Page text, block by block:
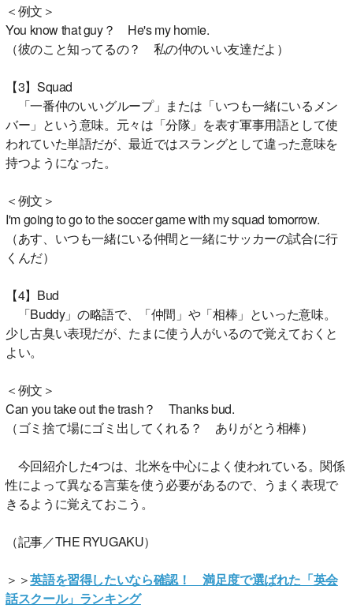
＜例文＞
You know that guy？ He's my homie.
（彼のこと知ってるの？ 私の仲のいい友達だよ）
【3】Squad
「一番仲のいいグループ」または「いつも一緒にいるメン
バー」という意味。元々は「分隊」を表す軍事用語として使
われていた単語だが、最近ではスラングとして違った意味を
持つようになった。
＜例文＞
I'm going to go to the soccer game with my squad tomorrow.
（あす、いつも一緒にいる仲間と一緒にサッカーの試合に行
くんだ）
【4】Bud
「Buddy」の略語で、「仲間」や「相棒」といった意味。
少し古臭い表現だが、たまに使う人がいるので覚えておくと
よい。
＜例文＞
Can you take out the trash？ Thanks bud.
（ゴミ捨て場にゴミ出してくれる？ ありがとう相棒）
今回紹介した4つは、北米を中心によく使われている。関係
性によって異なる言葉を使う必要があるので、うまく表現で
きるように覚えておこう。
（記事／THE RYUGAKU）
＞＞英語を習得したいなら確認！ 満足度で選ばれた「英会
話スクール」ランキング